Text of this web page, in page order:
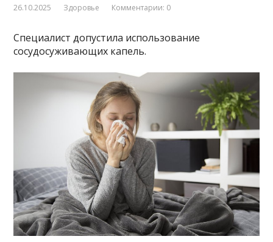
26.10.2025 Здоровье Комментарии: 0
Специалист допустила использование
сосудосуживающих капель.